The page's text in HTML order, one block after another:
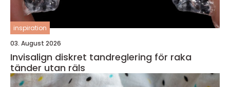
inspiration
03. August 2026
Invisalign diskret tandreglering för raka
tänder utan räls